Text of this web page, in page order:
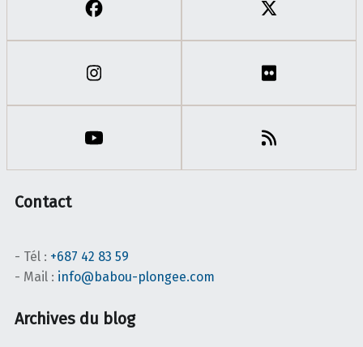
Contact
- Tél : +687 42 83 59
- Mail : info@babou-plongee.com
Archives du blog